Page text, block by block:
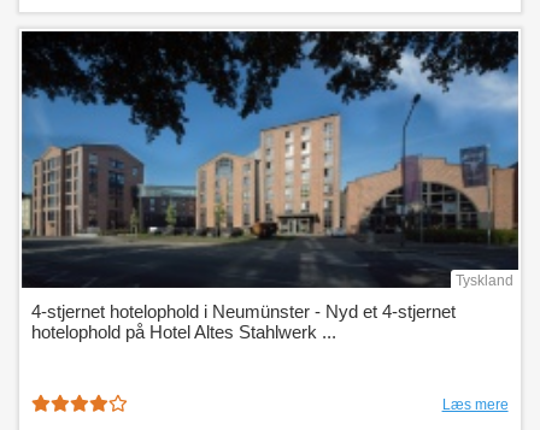
Tyskland
4-stjernet hotelophold i Neumünster - Nyd et 4-stjernet
hotelophold på Hotel Altes Stahlwerk ...
Læs mere